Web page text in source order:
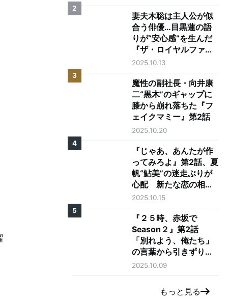
2
妻夫木聡は主人公が似
合う俳優…目黒蓮の語
りが“安心感”を生んだ
『ザ・ロイヤルファミ
リー』第1話
2025.10.13
3
魔性の副社長・向井康
二“黒木”のギャップに
膝から崩れ落ちた『フ
ェイクマミー』第2話
2025.10.20
4
『じゃあ、あんたが作
ってみろよ』第2話、夏
帆“鮎美”の迷走ぶりが
心配 新たな恋の相手
に「大丈夫そう？」の
声も
2025.10.15
5
『２５時、赤坂で
Season２』第2話
「別れよう、俺たち」
の言葉から引きずり出
される駒木根葵汰"羽
山"と新原泰佑"白崎"の
2025.10.09
もっと見る